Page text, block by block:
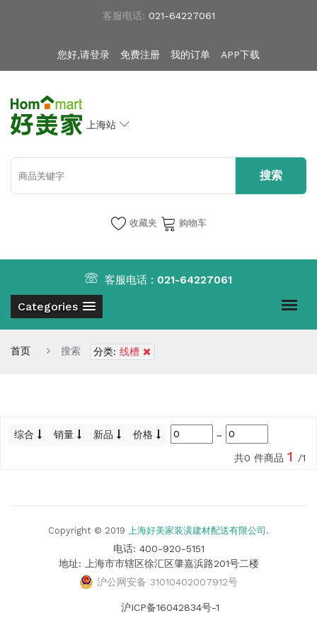
客服电话: 021-64227061
您好,请登录 免费注册 我的订单 APP下载
上海站
收藏夹 购物车
Categories
客服电话 : 021-64227061
首页 搜索 分类: 线槽
综合 销量 新品 价格
~
共0 件商品 1 /1
Copyright © 2019 上海好美家装潢建材配送有限公司 .
电话: 400-920-5151
地址: 上海市市辖区徐汇区肇嘉浜路201号二楼
沪公网安备 31010402007912号
沪ICP备16042834号-1